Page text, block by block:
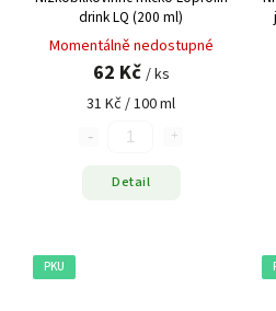
drink LQ (200 ml)
Momentálně nedostupné
62 Kč / ks
31 Kč / 100 ml
Detail
PKU